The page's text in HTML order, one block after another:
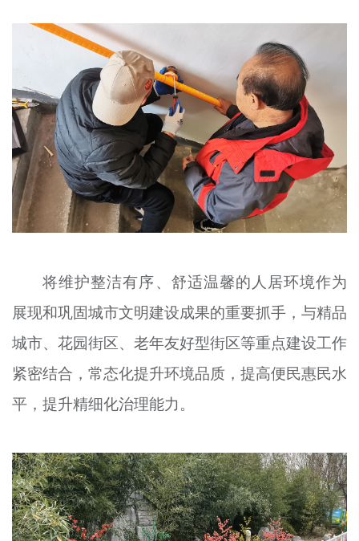
将维护整洁有序、舒适温馨的人居环境作为
展现和巩固城市文明建设成果的重要抓手，与精品
城市、花园街区、老年友好型街区等重点建设工作
紧密结合，常态化提升环境品质，提高便民惠民水
平，提升精细化治理能力。